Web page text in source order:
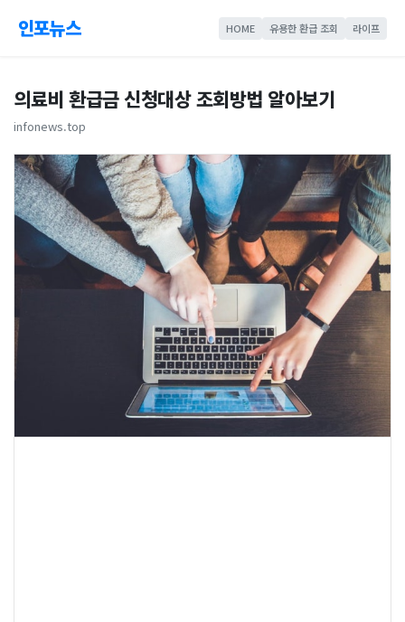
인포뉴스 HOME 유용한 환급 조회 라이프
의료비 환급금 신청대상 조회방법 알아보기
infonews.top